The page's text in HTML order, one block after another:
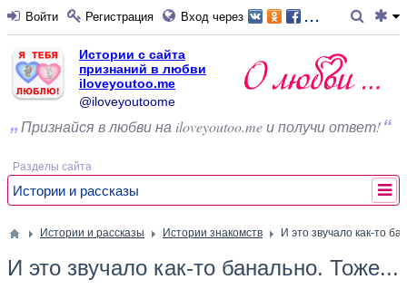
Войти Регистрация Вход через ...
Истории с сайта
признаний в любви
iloveyoutoo.me
@iloveyoutoome
Признайся в любви на iloveyoutoo.me и получи ответ!
Разделы сайта
Истории и рассказы
Истории и рассказы Истории знакомств И это звучало как-то
И это звучало как-то банально. Тоже...